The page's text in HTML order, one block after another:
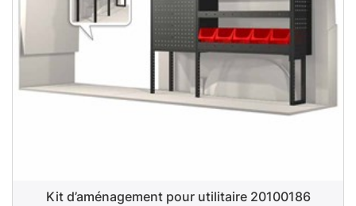
Kit d’aménagement pour utilitaire 20100186